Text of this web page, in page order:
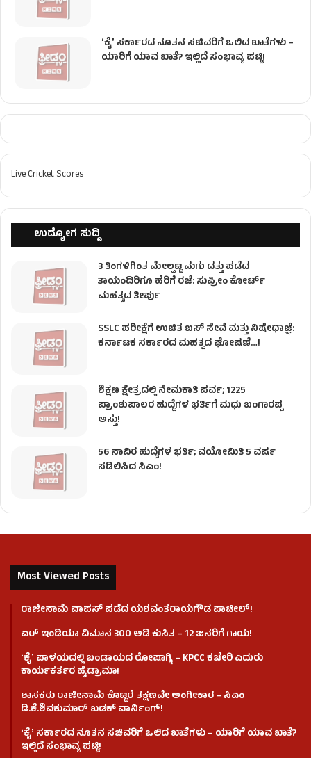
ʻಕೈʼ ಸರ್ಕಾರದ ನೂತನ ಸಚಿವರಿಗೆ ಒಲಿದ ಖಾತೆಗಳು –
ಯಾರಿಗೆ ಯಾವ ಖಾತೆ? ಇಲ್ಲಿದೆ ಸಂಭಾವ್ಯ ಪಟ್ಟಿ!
Live Cricket Scores
ಉದ್ಯೋಗ ಸುದ್ದಿ
3 ತಿಂಗಳಿಗಿಂತ ಮೇಲ್ಪಟ್ಟ ಮಗು ದತ್ತು ಪಡೆದ
ತಾಯಂದಿರಿಗೂ ಹೆರಿಗೆ ರಜೆ: ಸುಪ್ರೀಂ ಕೋರ್ಟ್
ಮಹತ್ವದ ತೀರ್ಪು
SSLC ಪರೀಕ್ಷೆಗೆ ಉಚಿತ ಬಸ್ ಸೇವೆ ಮತ್ತು ನಿಷೇಧಾಜ್ಞೆ:
ಕರ್ನಾಟಕ ಸರ್ಕಾರದ ಮಹತ್ವದ ಘೋಷಣೆ…!
ಶಿಕ್ಷಣ ಕ್ಷೇತ್ರದಲ್ಲಿ ನೇಮಕಾತಿ ಪರ್ವ; 1225
ಪ್ರಾಂಶುಪಾಲರ ಹುದ್ದೆಗಳ ಭರ್ತಿಗೆ ಮಧು ಬಂಗಾರಪ್ಪ
ಅಸ್ತು!
56 ಸಾವಿರ ಹುದ್ದೆಗಳ ಭರ್ತಿ; ವಯೋಮಿತಿ 5 ವರ್ಷ
ಸಡಿಲಿಸಿದ ಸಿಎಂ!
Most Viewed Posts
ರಾಜೀನಾಮೆ ವಾಪಸ್ ಪಡೆದ ಯಶವಂತರಾಯಗೌಡ ಪಾಟೀಲ್‌!
ಏರ್ ಇಂಡಿಯಾ ವಿಮಾನ 300 ಅಡಿ ಕುಸಿತ – 12 ಜನರಿಗೆ ಗಾಯ!
ʻಕೈʼ​ ಪಾಳಯದಲ್ಲಿ ಬಂಡಾಯದ ರೋಷಾಗ್ನಿ – KPCC ಕಚೇರಿ ಎದುರು
ಕಾರ್ಯಕರ್ತರ ಹೈಡ್ರಾಮಾ!
ಶಾಸಕರು ರಾಜೀನಾಮೆ ಕೊಟ್ಟರೆ ತಕ್ಷಣವೇ ಅಂಗೀಕಾರ – ಸಿಎಂ
ಡಿ.ಕೆ.ಶಿವಕುಮಾರ್ ಖಡಕ್ ವಾರ್ನಿಂಗ್!
ʻಕೈʼ ಸರ್ಕಾರದ ನೂತನ ಸಚಿವರಿಗೆ ಒಲಿದ ಖಾತೆಗಳು – ಯಾರಿಗೆ ಯಾವ ಖಾತೆ?
ಇಲ್ಲಿದೆ ಸಂಭಾವ್ಯ ಪಟ್ಟಿ!